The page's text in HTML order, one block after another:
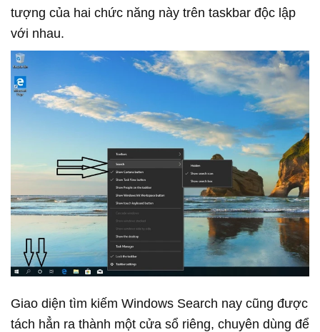
tượng của hai chức năng này trên taskbar độc lập
với nhau.
Giao diện tìm kiếm Windows Search nay cũng được
tách hẳn ra thành một cửa sổ riêng, chuyên dùng để